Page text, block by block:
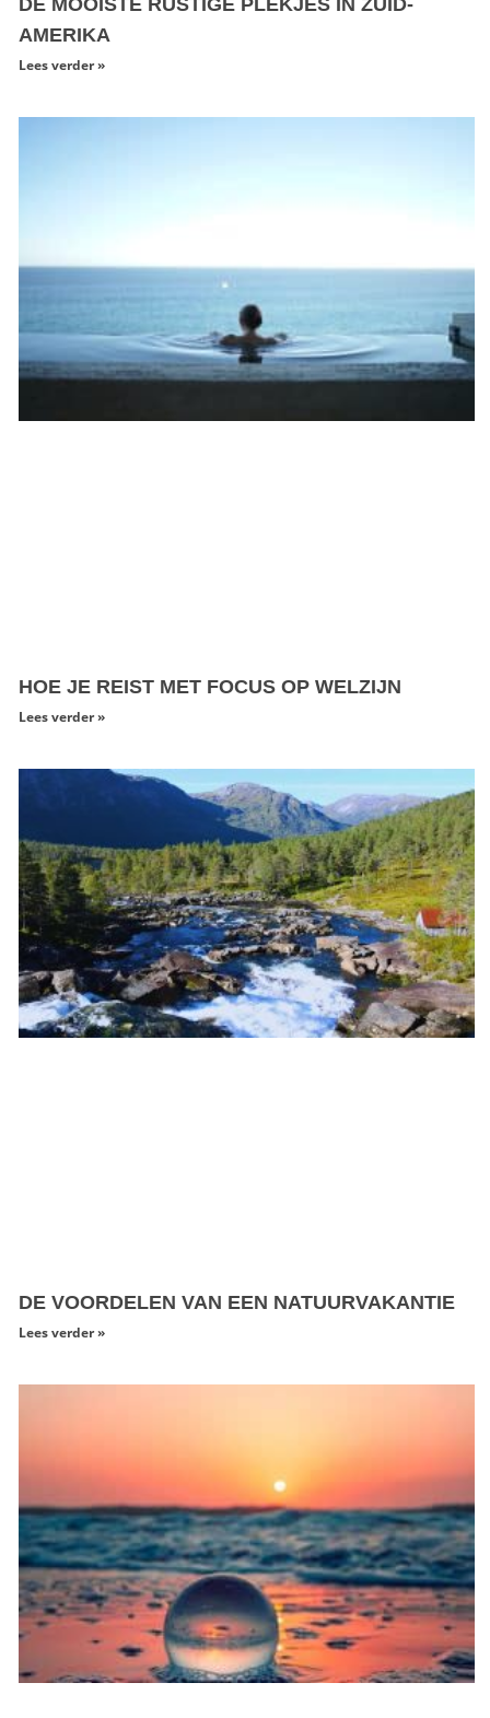
DE MOOISTE RUSTIGE PLEKJES IN ZUID-
AMERIKA
Lees verder »
HOE JE REIST MET FOCUS OP WELZIJN
Lees verder »
DE VOORDELEN VAN EEN NATUURVAKANTIE
Lees verder »